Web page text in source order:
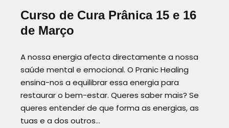
Curso de Cura Prânica 15 e 16
de Março
A nossa energia afecta directamente a nossa
saúde mental e emocional. O Pranic Healing
ensina-nos a equilibrar essa energia para
restaurar o bem-estar. Queres saber mais? Se
queres entender de que forma as energias, as
tuas e a dos outros…